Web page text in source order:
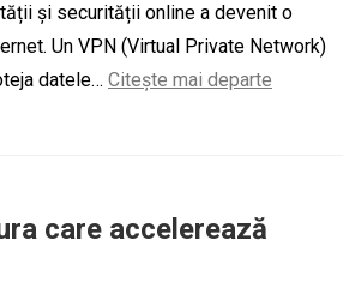
și securității online a devenit o
Un VPN (Virtual Private Network)
datele… Citește mai departe
care accelerează